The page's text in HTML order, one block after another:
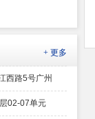
+ 更多
西路5号广州
07单元